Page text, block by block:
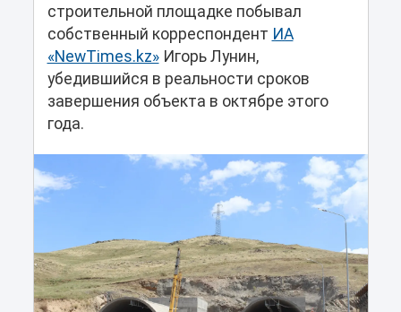
строительной площадке побывал
собственный корреспондент ИА
«NewTimes.kz»Игорь Лунин,
убедившийся в реальности сроков
завершения объекта в октябре этого
года.